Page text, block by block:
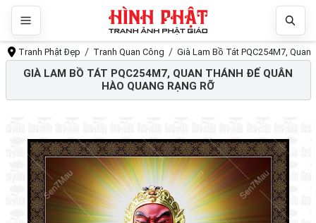
Tranh Phật Đẹp Tranh Quan Công Già Lam Bồ Tát PQC254M7,
GIÀ LAM BỒ TÁT PQC254M7, QUAN THÁNH ĐẾ QUÂN
HÀO QUANG RẠNG RỠ